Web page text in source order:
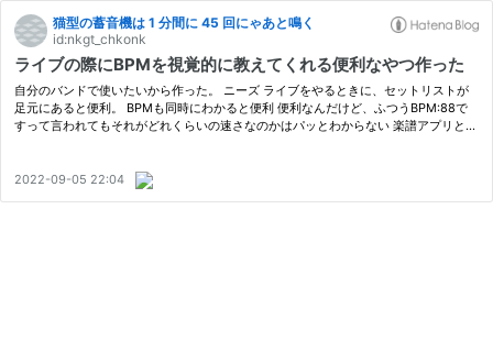
猫型の蓄音機は 1 分間に 45 回にゃあと鳴く
id:nkgt_chkonk
ライブの際にBPMを視覚的に教えてくれる便利なやつ作った
自分のバンドで使いたいから作った。 ニーズ ライブをやるときに、セットリストが
足元にあると便利。 BPMも同時にわかると便利 便利なんだけど、ふつうBPM:88で
すって言われてもそれがどれくらいの速さなのかはパッとわからない 楽譜アプリとか
2022-09-05 22:04